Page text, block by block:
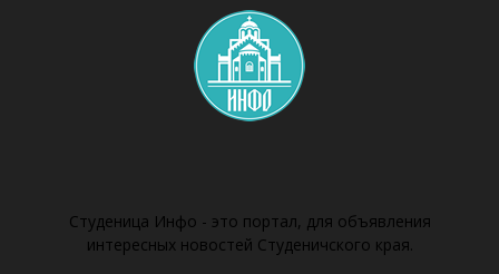
Студеница Инфо - это портал, для объявления
интересных новостей Студеничского края.